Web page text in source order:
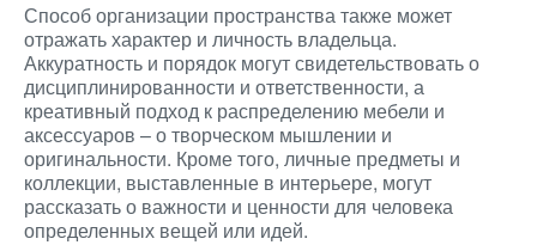
Способ организации пространства также может
отражать характер и личность владельца.
Аккуратность и порядок могут свидетельствовать о
дисциплинированности и ответственности, а
креативный подход к распределению мебели и
аксессуаров – о творческом мышлении и
оригинальности. Кроме того, личные предметы и
коллекции, выставленные в интерьере, могут
рассказать о важности и ценности для человека
определенных вещей или идей.